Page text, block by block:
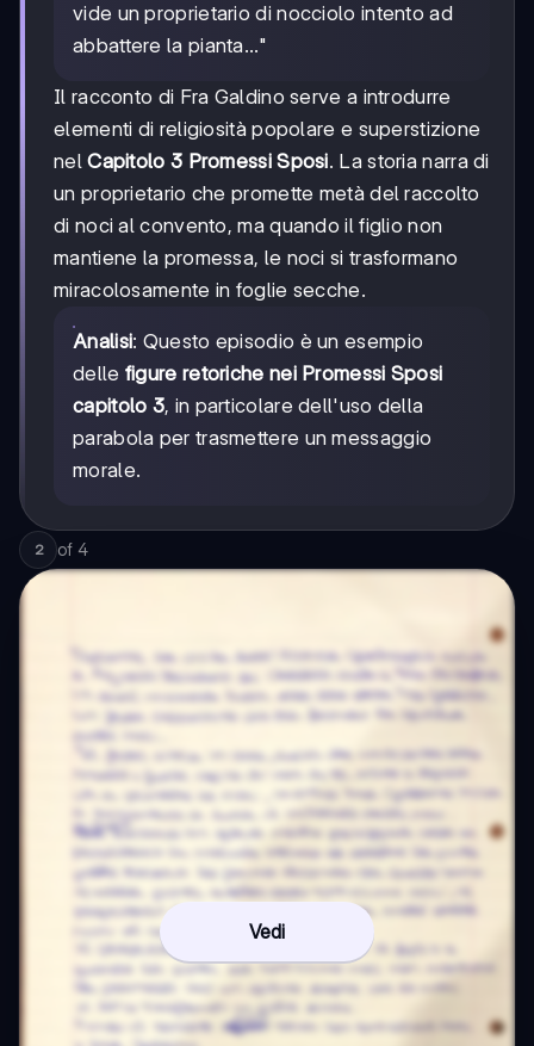
vide un proprietario di nocciolo intento ad
abbattere la pianta..."
Il racconto di Fra Galdino serve a introdurre
elementi di religiosità popolare e superstizione
nelCapitolo 3 Promessi Sposi. La storia narra di
un proprietario che promette metà del raccolto
di noci al convento, ma quando il figlio non
mantiene la promessa, le noci si trasformano
miracolosamente in foglie secche.
Analisi: Questo episodio è un esempio
delle figure retoriche nei Promessi Sposi
capitolo 3, in particolare dell'uso della
parabola per trasmettere un messaggio
morale.
2 of 4
Vedi